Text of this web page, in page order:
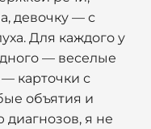
девочку — с
Для каждого у
— веселые
— карточки с
объятия и
диагнозов, я не